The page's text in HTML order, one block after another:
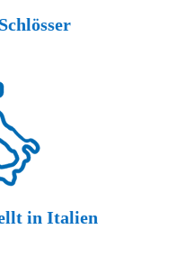
Schlösser
in Italien